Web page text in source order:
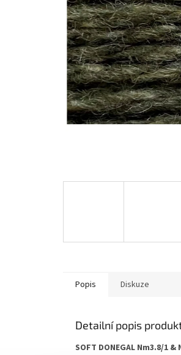
Popis Diskuze
Detailní popis
SOFT DONEGAL Nm3.8/1 &